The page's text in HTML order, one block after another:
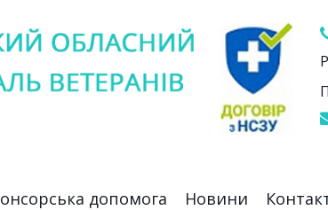
допомога Новини